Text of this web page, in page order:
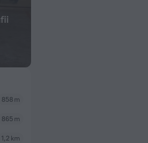
858 m
865 m
1,2 km